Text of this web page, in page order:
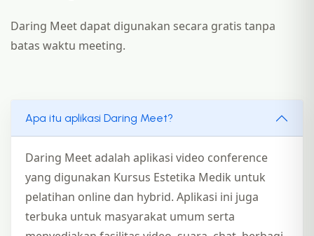
Daring Meet dapat digunakan secara gratis tanpa
batas waktu meeting.
Apa itu aplikasi Daring Meet?
Daring Meet adalah aplikasi video conference
yang digunakan Kursus Estetika Medik untuk
pelatihan online dan hybrid. Aplikasi ini juga
terbuka untuk masyarakat umum serta